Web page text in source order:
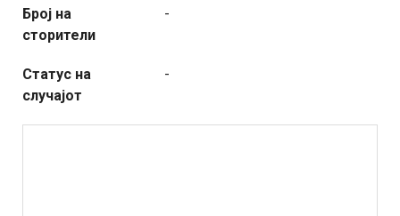
Број на
сторители
-
Статус на
случајот
-